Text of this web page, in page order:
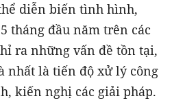
diễn biến tình hình,
tháng đầu năm trên các
ra những vấn đề tồn tại,
nhất là tiến độ xử lý công
kiến nghị các giải pháp.